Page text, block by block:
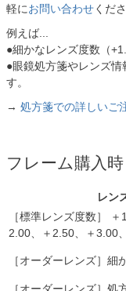
軽にお問い合わせくだ
例えば...
●細かなレンズ度数（
●眼鏡処方箋やレンズ
す。
→ 処方箋での詳しいご
フレーム購入
レン
［標準レンズ度数］
2.00、＋2.50、＋3.00
［オーダーレンズ］細